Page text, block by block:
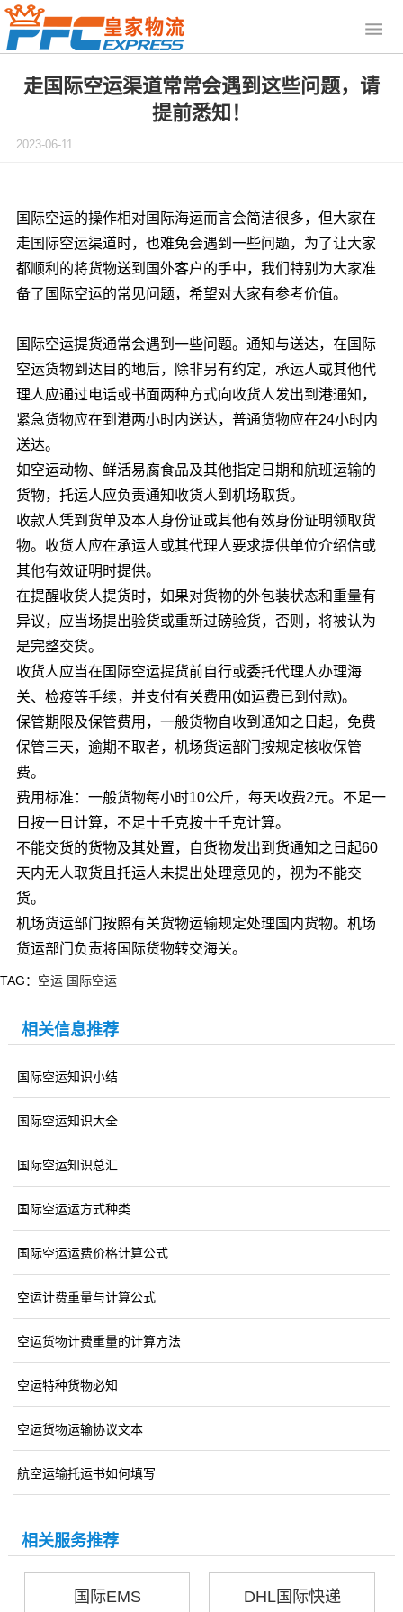
走国际空运渠道常常会遇到这些问题，请
提前悉知！
2023-06-11
国际空运的操作相对国际海运而言会简洁很多，但大家在
走国际空运渠道时，也难免会遇到一些问题，为了让大家
都顺利的将货物送到国外客户的手中，我们特别为大家准
备了国际空运的常见问题，希望对大家有参考价值。
国际空运提货通常会遇到一些问题。通知与送达，在国际
空运货物到达目的地后，除非另有约定，承运人或其他代
理人应通过电话或书面两种方式向收货人发出到港通知，
紧急货物应在到港两小时内送达，普通货物应在24小时内
送达。
如空运动物、鲜活易腐食品及其他指定日期和航班运输的
货物，托运人应负责通知收货人到机场取货。
收款人凭到货单及本人身份证或其他有效身份证明领取货
物。收货人应在承运人或其代理人要求提供单位介绍信或
其他有效证明时提供。
在提醒收货人提货时，如果对货物的外包装状态和重量有
异议，应当场提出验货或重新过磅验货，否则，将被认为
是完整交货。
收货人应当在国际空运提货前自行或委托代理人办理海
关、检疫等手续，并支付有关费用(如运费已到付款)。
保管期限及保管费用，一般货物自收到通知之日起，免费
保管三天，逾期不取者，机场货运部门按规定核收保管
费。
费用标准：一般货物每小时10公斤，每天收费2元。不足一
日按一日计算，不足十千克按十千克计算。
不能交货的货物及其处置，自货物发出到货通知之日起60
天内无人取货且托运人未提出处理意见的，视为不能交
货。
机场货运部门按照有关货物运输规定处理国内货物。机场
货运部门负责将国际货物转交海关。
TAG： 空运 国际空运
相关信息推荐
国际空运知识小结
国际空运知识大全
国际空运知识总汇
国际空运运方式种类
国际空运运费价格计算公式
空运计费重量与计算公式
空运货物计费重量的计算方法
空运特种货物必知
空运货物运输协议文本
航空运输托运书如何填写
相关服务推荐
国际EMS DHL国际快递